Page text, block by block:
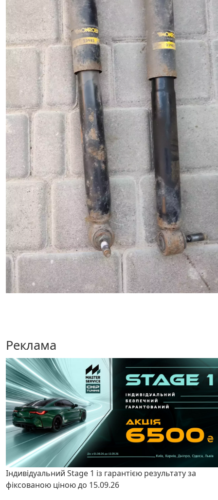
Реклама
Індивідуальний Stage 1 із гарантією результату за
фіксованою ціною до 15.09.26